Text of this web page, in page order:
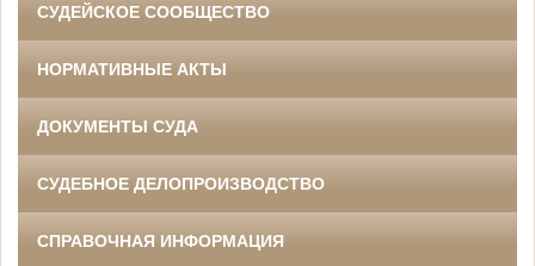
СУДЕЙСКОЕ СООБЩЕСТВО
НОРМАТИВНЫЕ АКТЫ
ДОКУМЕНТЫ СУДА
СУДЕБНОЕ ДЕЛОПРОИЗВОДСТВО
СПРАВОЧНАЯ ИНФОРМАЦИЯ